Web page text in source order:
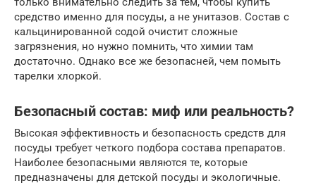
средство именно для посуды, а не унитазов. Состав с
кальцинированной содой очистит сложные
загрязнения, но нужно помнить, что химии там
достаточно. Однако все же безопасней, чем помыть
тарелки хлоркой.
Безопасный состав: миф или реальность?
Высокая эффективность и безопасность средств для
посуды требует четкого подбора состава препаратов.
Наиболее безопасными являются те, которые
предназначены для детской посуды и экологичные.